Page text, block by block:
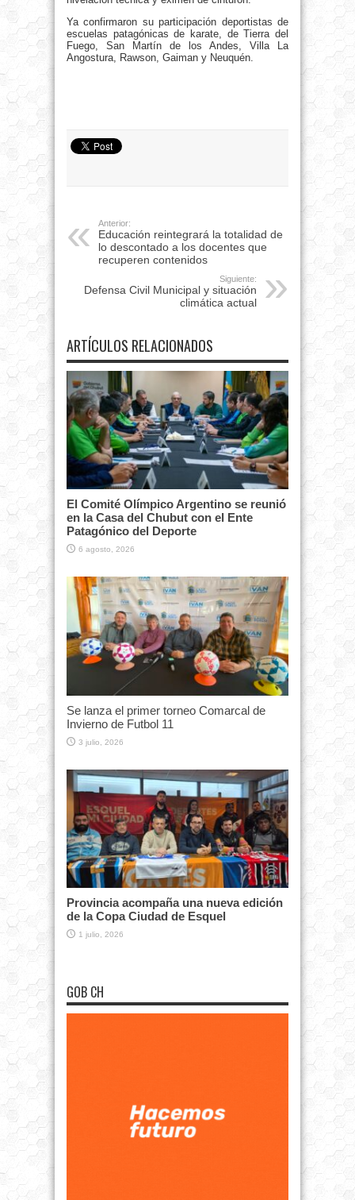
Ya confirmaron su participación deportistas de
escuelas patagónicas de karate, de Tierra del
Fuego, San Martín de los Andes, Villa La
Angostura, Rawson, Gaiman y Neuquén.
Anterior:
Educación reintegrará la totalidad de
lo descontado a los docentes que
recuperen contenidos
Siguiente:
Defensa Civil Municipal y situación
climática actual
ARTÍCULOS RELACIONADOS
El Comité Olímpico Argentino se reunió
en la Casa del Chubut con el Ente
Patagónico del Deporte
6 agosto, 2026
Se lanza el primer torneo Comarcal de
Invierno de Futbol 11
3 julio, 2026
Provincia acompaña una nueva edición
de la Copa Ciudad de Esquel
1 julio, 2026
GOB CH